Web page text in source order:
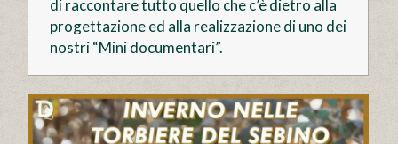
di raccontare tutto quello che c’è dietro alla
progettazione ed alla realizzazione di uno dei
nostri “Mini documentari”.